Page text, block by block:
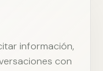
información,
con